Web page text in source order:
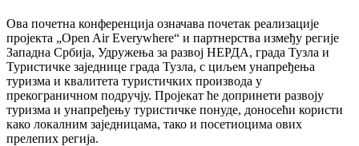
Ова почетна конференција означава почетак реализације
пројекта „Open Air Everywhere“ и партнерства између регије
Западна Србија, Удружења за развој НЕРДА, града Тузла и
Туристичке заједнице града Тузла, с циљем унапређења
туризма и квалитета туристичких производа у
прекограничном подручју. Пројекат ће допринети развоју
туризма и унапређењу туристичке понуде, доносећи користи
како локалним заједницама, тако и посетиоцима ових
прелепих регија.